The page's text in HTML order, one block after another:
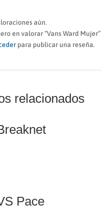
aún.
en valorar “Vans Ward Mujer”
para publicar una reseña.
relacionados
Pace